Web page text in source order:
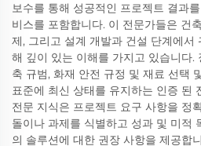
보수를 통해 성공적인 프로젝트 결과
비스를 포함합니다. 이 전문가들은 건
제, 그리고 설계 개발과 건설 단계에서
해 깊이 있는 이해를 가지고 있습니다.
축 규범, 화재 안전 규정 및 재료 선택
표준에 최신 상태를 유지하는 인증 된
전문 지식은 프로젝트 요구 사항을 정
돌이나 과제를 식별하고 성과 및 미적
의 솔루션에 대한 권장 사항을 제공합